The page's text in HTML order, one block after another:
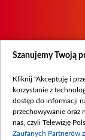
Szanujemy Twoją
Kliknij "Akceptuję i
korzystanie z
dostęp do informacji
przechowywanie oraz
nas, czyli Telewizję
Zaufanych Partnerów